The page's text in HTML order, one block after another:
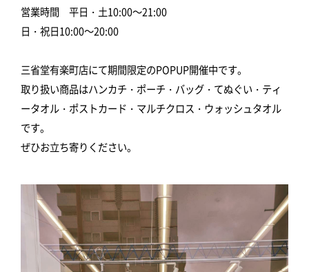
営業時間 平日・土10:00～21:00
日・祝日10:00～20:00
三省堂有楽町店にて期間限定のPOPUP開催中です。
取り扱い商品はハンカチ・ポーチ・バッグ・てぬぐい・ティ
ータオル・ポストカード・マルチクロス・ウォッシュタオル
です。
ぜひお立ち寄りください。